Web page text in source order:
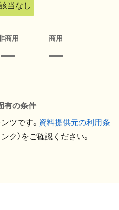
該当なし
商用 商用
有の条件
ツです。 資料提供元の利用条
ク）をご確認ください。